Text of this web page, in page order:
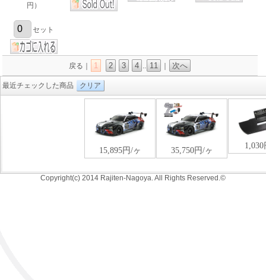
円）
セット
戻る｜ 1 2 3 4 .. 11 次へ
最近チェックした商品 クリア
Copyright(c) 2014 Rajiten-Nagoya. All Rights Reserved.©